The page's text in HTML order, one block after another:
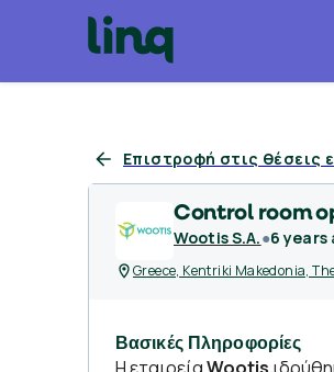
Επιστροφή στις θέσεις
Control room
Wootis S.A.●6 years
Greece, Kentriki Makedonia,
Βασικές Πληροφορίες